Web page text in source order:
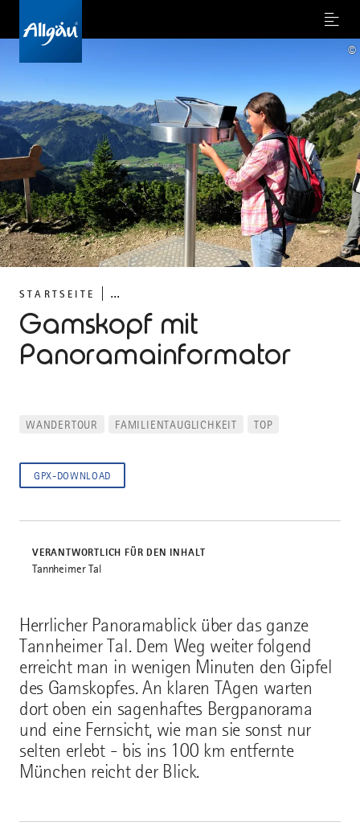
Menu
STARTSEITE ...
Gamskopf mit
Panoramainformator
©
Herrlicher Panoramablick über das ganze
Tannheimer Tal. Dem Weg weiter folgend
erreicht man in wenigen Minuten den Gipfel
des Gamskopfes. An klaren TAgen warten
dort oben ein sagenhaftes Bergpanorama
und eine Fernsicht, wie man sie sonst nur
selten erlebt - bis ins 100 km entfernte
München reicht der Blick.
WANDERTOUR FAMILIENTAUGLICHKEIT TOP
GPX-DOWNLOAD
VERANTWORTLICH FÜR DEN INHALT
Tannheimer Tal